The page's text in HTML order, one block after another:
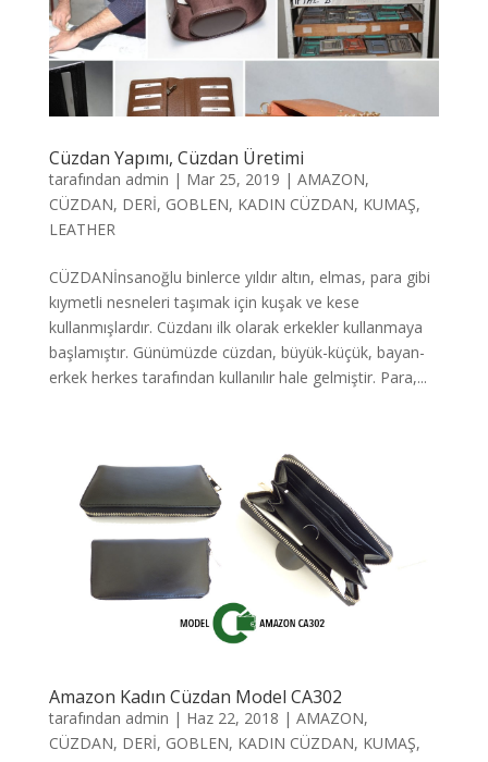
Cüzdan Yapımı, Cüzdan Üretimi
tarafından admin | Mar 25, 2019 | AMAZON,
CÜZDAN, DERİ, GOBLEN, KADIN CÜZDAN, KUMAŞ,
LEATHER
CÜZDANİnsanoğlu binlerce yıldır altın, elmas, para gibi
kıymetli nesneleri taşımak için kuşak ve kese
kullanmışlardır. Cüzdanı ilk olarak erkekler kullanmaya
başlamıştır. Günümüzde cüzdan, büyük-küçük, bayan-
erkek herkes tarafından kullanılır hale gelmiştir. Para,...
Amazon Kadın Cüzdan Model CA302
tarafından admin | Haz 22, 2018 | AMAZON,
CÜZDAN, DERİ, GOBLEN, KADIN CÜZDAN, KUMAŞ,